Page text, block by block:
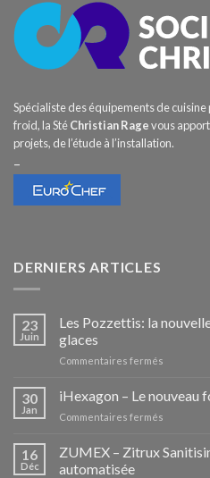
Spécialiste des équipements de
froid, la StéChristian Ragevous
projets, de l’étude à l’installation.
–
DERNIERS ARTICLES
23
Juin
Les Pozzettis: la
glaces
Commentaires fermés
Pozzettis:
la
des
30
Jan
iHexagon – Le nouveau
Commentaires fermés
–
Le
16
Déc
ZUMEX – Zitrux
automatisée